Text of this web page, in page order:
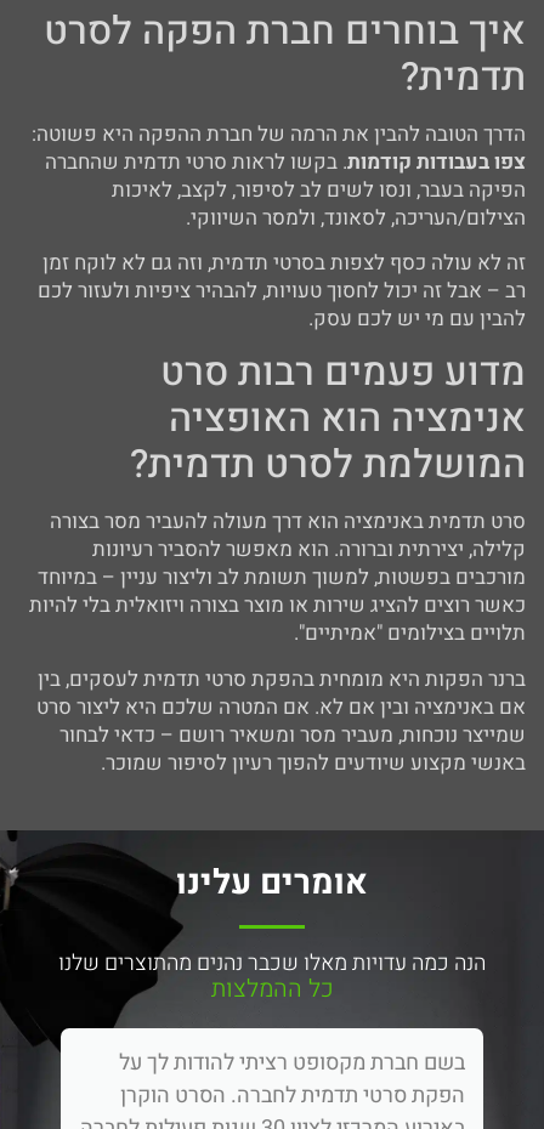
איך בוחרים חברת הפקה לסרט
תדמית?
הדרך הטובה להבין את הרמה של חברת ההפקה היא פשוטה:
צפו בעבודות קודמות. בקשו לראות סרטי תדמית שהחברה
הפיקה בעבר, ונסו לשים לב לסיפור, לקצב, לאיכות
הצילום/העריכה, לסאונד, ולמסר השיווקי.
זה לא עולה כסף לצפות בסרטי תדמית, וזה גם לא לוקח זמן
רב – אבל זה יכול לחסוך טעויות, להבהיר ציפיות ולעזור לכם
להבין עם מי יש לכם עסק.
מדוע פעמים רבות סרט
אנימציה הוא האופציה
המושלמת לסרט תדמית?
סרט תדמית באנימציה הוא דרך מעולה להעביר מסר בצורה
קלילה, יצירתית וברורה. הוא מאפשר להסביר רעיונות
מורכבים בפשטות, למשוך תשומת לב וליצור עניין – במיוחד
כאשר רוצים להציג שירות או מוצר בצורה ויזואלית בלי להיות
תלויים בצילומים "אמיתיים".
ברנר הפקות היא מומחית בהפקת סרטי תדמית לעסקים, בין
אם באנימציה ובין אם לא. אם המטרה שלכם היא ליצור סרט
שמייצר נוכחות, מעביר מסר ומשאיר רושם – כדאי לבחור
באנשי מקצוע שיודעים להפוך רעיון לסיפור שמוכר.
אומרים עלינו
הנה כמה עדויות מאלו שכבר נהנים מהתוצרים שלנו
כל ההמלצות
בשם חברת מקסופט רציתי להודות לך על
הפקת סרטי תדמית לחברה. הסרט הוקרן